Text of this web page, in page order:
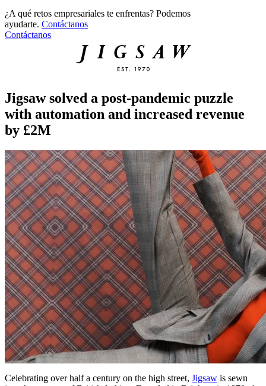
¿A qué retos empresariales te enfrentas? Podemos
ayudarte. Contáctanos
Contáctanos
Jigsaw solved a post-pandemic puzzle
with automation and increased revenue
by £2M
Celebrating over half a century on the high street, Jigsaw is sewn